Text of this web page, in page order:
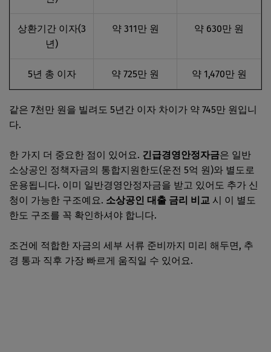
상환기간 이자(3
년)
약 311만 원 약 630만 원
5년 총 이자 약 725만 원 약 1,470만 원
같은 7천만 원을 빌려도 5년간 이자 차이가 약 745만 원입니
다.
한 가지 더 중요한 점이 있어요. 긴급경영안정자금은 일반
소상공인 정책자금의 통합지원한도(운전 5억 원)와 별도로
운용됩니다. 이미 일반경영안정자금을 받고 있어도 추가 신
청이 가능한 구조예요. 소상공인 대출 금리 비교 시 이 별도
한도 구조를 꼭 확인하셔야 합니다.
조건에 적합한 자금의 세부 서류 준비까지 미리 해두면, 추
경 통과 직후 가장 빠르게 움직일 수 있어요.